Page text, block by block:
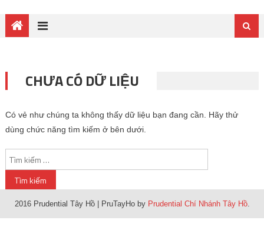
CHƯA CÓ DỮ LIỆU
Có vẻ như chúng ta không thấy dữ liệu bạn đang cần. Hãy thử
dùng chức năng tìm kiếm ở bên dưới.
Tìm kiếm cho:
2016 Prudential Tây Hồ PruTayHo by Prudential Chí Nhánh Tây Hồ.